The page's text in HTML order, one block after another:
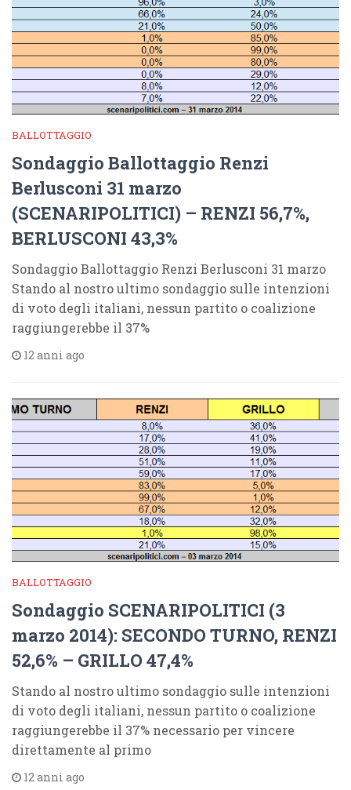
BALLOTTAGGIO
Sondaggio Ballottaggio Renzi
Berlusconi 31 marzo
(SCENARIPOLITICI) – RENZI 56,7%,
BERLUSCONI 43,3%
Sondaggio Ballottaggio Renzi Berlusconi 31 marzo
Stando al nostro ultimo sondaggio sulle intenzioni
di voto degli italiani, nessun partito o coalizione
raggiungerebbe il 37%
12 anni ago
BALLOTTAGGIO
Sondaggio SCENARIPOLITICI (3
marzo 2014): SECONDO TURNO, RENZI
52,6% – GRILLO 47,4%
Stando al nostro ultimo sondaggio sulle intenzioni
di voto degli italiani, nessun partito o coalizione
raggiungerebbe il 37% necessario per vincere
direttamente al primo
12 anni ago